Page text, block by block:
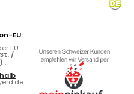
EU:
EU
/
.